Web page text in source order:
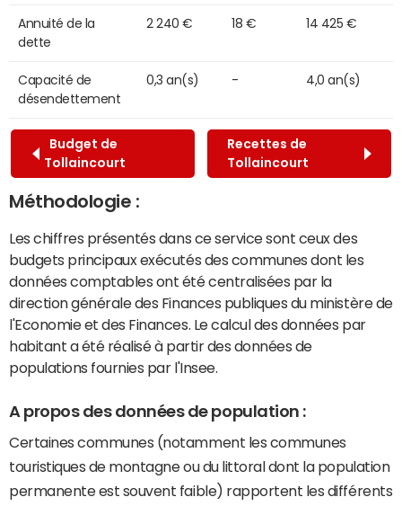
Annuité de la
dette
2 240 € 18 € 14 425 €
Capacité de
désendettement
0,3 an(s) - 4,0 an(s)
Budget de
Tollaincourt
Recettes de
Tollaincourt
Méthodologie :
Les chiffres présentés dans ce service sont ceux des
budgets principaux exécutés des communes dont les
données comptables ont été centralisées par la
direction générale des Finances publiques du ministère de
l'Economie et des Finances. Le calcul des données par
habitant a été réalisé à partir des données de
populations fournies par l'Insee.
A propos des données de population :
Certaines communes (notamment les communes
touristiques de montagne ou du littoral dont la population
permanente est souvent faible) rapportent les différents